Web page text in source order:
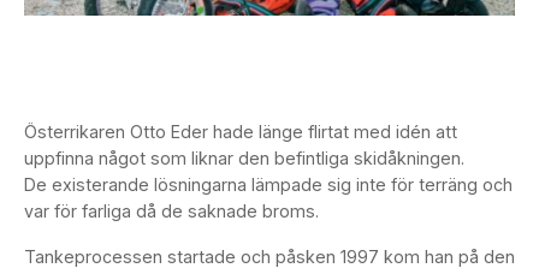
Österrikaren Otto Eder hade länge flirtat med idén att
uppfinna något som liknar den befintliga skidåkningen.
De existerande lösningarna lämpade sig inte för terräng och
var för farliga då de saknade broms.
Tankeprocessen startade och påsken 1997 kom han på den